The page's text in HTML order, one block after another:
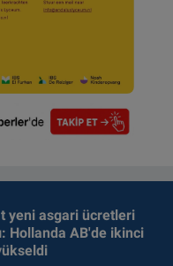
yeni asgari ücretleri
Hollanda AB'de ikinci